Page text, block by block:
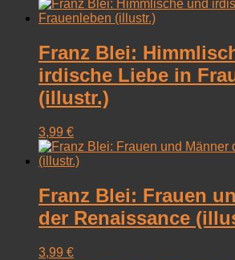
Franz Blei:
irdische Liebe in
(illustr.)
3,99 €
Franz Blei: Frauen
der Renaissance
3,99 €